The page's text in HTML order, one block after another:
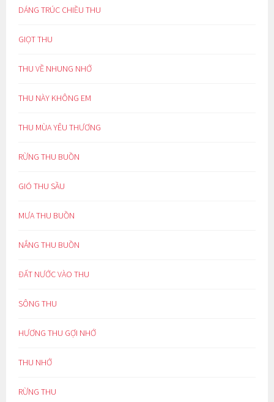
DÁNG TRÚC CHIỀU THU
GIỌT THU
THU VỀ NHUNG NHỚ
THU NÀY KHÔNG EM
THU MÙA YÊU THƯƠNG
RỪNG THU BUỒN
GIÓ THU SẦU
MƯA THU BUỒN
NẮNG THU BUỒN
ĐẤT NƯỚC VÀO THU
SÔNG THU
HƯƠNG THU GỢI NHỚ
THU NHỚ
RỪNG THU